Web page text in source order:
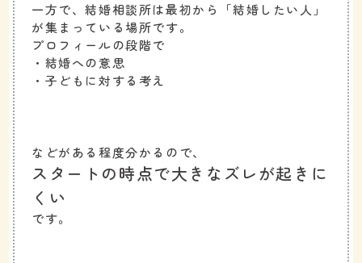
一方で、結婚相談所は最初から「結婚したい人」
が集まっている場所です。
プロフィールの段階で
・結婚への意思
・子どもに対する考え
などがある程度分かるので、
スタートの時点で大きなズレが起きに
くい
です。